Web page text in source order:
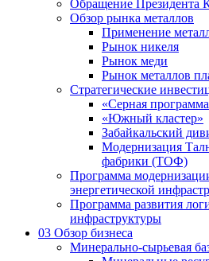
Обращение Президента
Обзор рынка металлов
Применение
Рынок никеля
Рынок меди
Рынок металлов
Стратегические
«Серная
«Южный кластер»
Забайкальский
Модернизация
фабрики (ТОФ)
Программа
энергетической
Программа развития
инфраструктуры
03 Обзор бизнеса
Минерально-сырьевая